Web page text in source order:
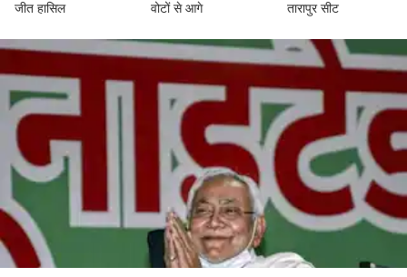
जीत हासिल
वोटों से आगे
तारापुर सीट